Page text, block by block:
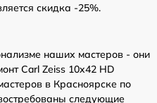
скидка -25%.
наших мастеров - они
Carl Zeiss 10x42 HD
в Красноярске по
следующие